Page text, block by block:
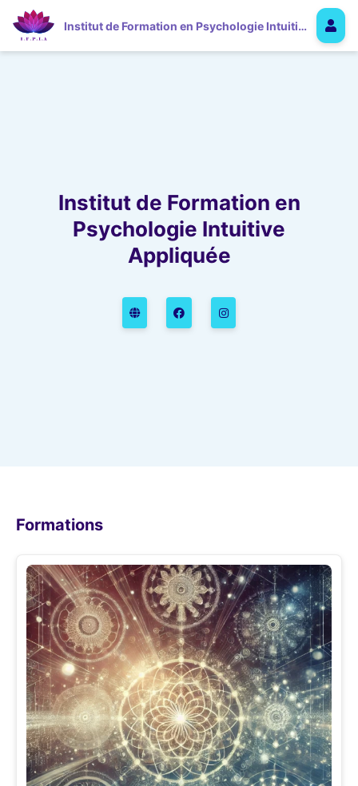
Institut de Formation en Psychologie Intuitive Appliquée
Institut de Formation en
Psychologie Intuitive
Appliquée
Formations